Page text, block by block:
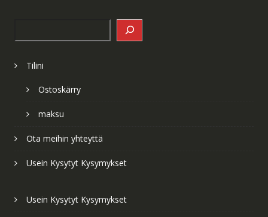
Tilini
Ostoskärry
maksu
Ota meihin yhteyttä
Usein Kysytyt Kysymykset
Usein Kysytyt Kysymykset